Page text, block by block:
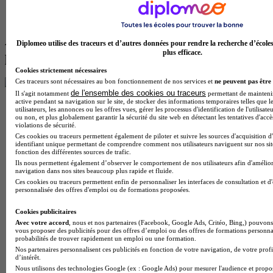
Devenir adjoint administratif territorial
Devenir adjoint administratif d'état
Autres formations qui pourraient te
plaire
Diplomeo utilise des traceurs et d’autres données pour rendre la recherche
plus efficace.
Cookies strictement nécessaires
Ces traceurs sont nécessaires au bon fonctionnement de nos services et ne peuvent pas être
Il s'agit notamment de l'ensemble des cookies ou traceurs permettant de
active pendant sa navigation sur le site, de stocker des informations temporaires telles que
utilisateurs, les annonces ou les offres vues, gérer les processus d'identification de
ou non, et plus globalement garantir la sécurité du site web en détectant les tentatives
violations de sécurité.
Ces cookies ou traceurs permettent également de piloter et suivre les sources d'acquisition
identifiant unique permettant de comprendre comment nos utilisateurs naviguent sur nos
fonction des différentes sources de trafic.
Ils nous permettent également d’observer le comportement de nos utilisateurs afin
navigation dans nos sites beaucoup plus rapide et fluide.
Ces cookies ou traceurs permettent enfin de personnaliser les interfaces de consultation et
personnalisée des offres d'emploi ou de formations proposées.
Cookies publicitaires
Avec votre accord , nous et nos partenaires (Facebook, Google Ads, Critéo, Bing,)
vous proposer des publicités pour des offres d’emploi ou des offres de formations
probabilités de trouver rapidement un emploi ou une formation.
Nos partenaires personnalisent ces publicités en fonction de votre navigation, de votre
d’intérêt.
Nous utilisons des technologies Google (ex : Google Ads) pour mesurer l'audience et